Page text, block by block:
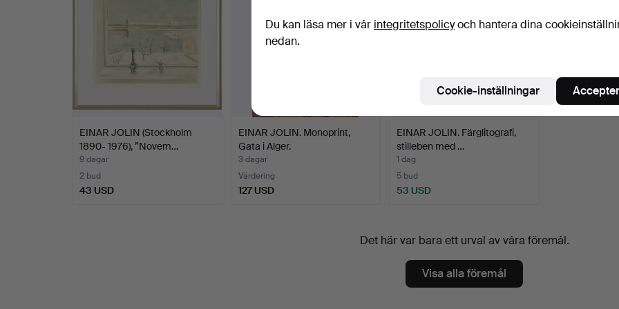
EINAR JOLIN (Stockholm
1890- 1976), ”Novem…
9 dagar
2 bud
43 USD
EINAR JOLIN. Monoprint,
Gata i Alger.
3 dagar
Värdering
127 USD
EINAR JOLIN. Färglitografi,
stilleben med …
1 dag
5 bud
53 USD
Det här var bara ett urval av våra föremål.
Visa alla föremål
Du kan läsa mer i vår integritetspolicyoch hantera dina
nedan.
Cookie-inställningar